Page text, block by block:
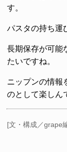
す。
パスタの持ち運
長期保存が可能
たいですね。
ニップンの情報
のとして楽しん
[文・構成／grape